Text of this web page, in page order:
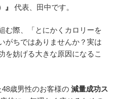
』
代表、田中です。
む際、「とにかくカロリーを
がちではありませんか？実は
を妨げる大きな原因になるこ
歳男性のお客様の 減量成功ス